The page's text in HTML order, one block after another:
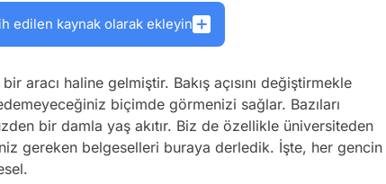
edilen kaynak olarak ekleyin
aracı haline gelmiştir. Bakış açısını değiştirmekle
biçimde görmenizi sağlar. Bazıları
bir damla yaş akıtır. Biz de özellikle üniversiteden
gereken belgeselleri buraya derledik. İşte, her gencin